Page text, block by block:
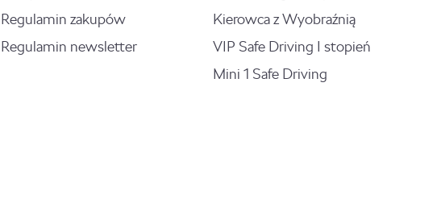
Regulamin zakupów
Regulamin newsletter
Kierowca z Wyobraźnią
VIP Safe Driving I stopień
Mini 1 Safe Driving